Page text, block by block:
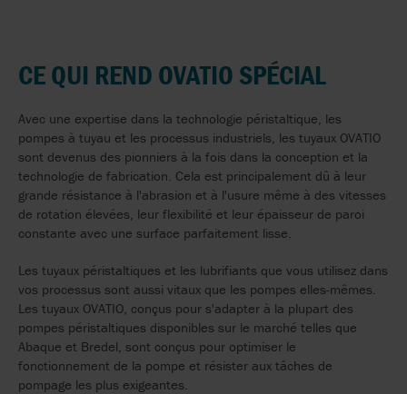
CEQUI REND OVATIO SPÉCIAL
Avec une expertise dans la technologie péristaltique , les
pompes à tuyau et les processus industriels , les tuyaux OVATIO
sont devenus des pionniers à la fois dans la conception et la
technologie de fabrication Cela est principalement dû à leur
grande résistance à l'abrasion et à l'usure même à des vitesses
de rotation élevées leur flexibilité et leur épaisseur de paroi
constante avec une surface parfaitement lisse
Les tuyaux péristaltiques et les lubrifiants que vous utilisez dans
vos processus sont aussi vitaux que les pompes elles-mêmes
Les tuyaux OVATIO, conçus pour s'adapter à la plupart des
pompes péristaltiques disponibles sur le marché telles que
Abaque et Bredel sont conçus pour optimiser le
fonctionnement de la pompe et résister aux tâches de
pompage les plus exigeantes